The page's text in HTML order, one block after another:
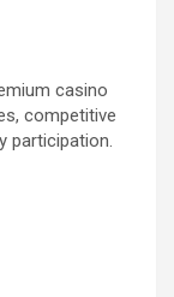
casino
competitive
participation.